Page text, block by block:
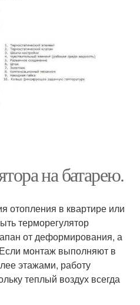
на батарею.
отопления в квартире или
терморегулятор
от деформирования, а
монтаж выполняют в
этажами, работу
теплый воздух всегда